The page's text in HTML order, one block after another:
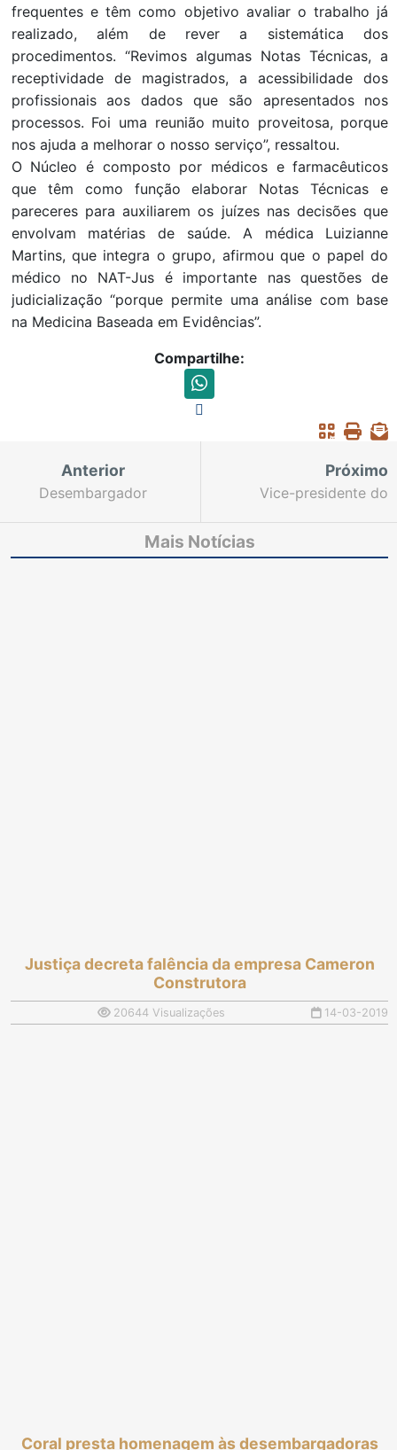
frequentes e têm como objetivo avaliar o trabalho já
realizado, além de rever a sistemática dos
procedimentos. “Revimos algumas Notas Técnicas, a
receptividade de magistrados, a acessibilidade dos
profissionais aos dados que são apresentados nos
processos. Foi uma reunião muito proveitosa, porque
nos ajuda a melhorar o nosso serviço”, ressaltou.
O Núcleo é composto por médicos e farmacêuticos
que têm como função elaborar Notas Técnicas e
pareceres para auxiliarem os juízes nas decisões que
envolvam matérias de saúde. A médica Luizianne
Martins, que integra o grupo, afirmou que o papel do
médico no NAT-Jus é importante nas questões de
judicialização “porque permite uma análise com base
na Medicina Baseada em Evidências”.
Compartilhe:
Anterior
Desembargador
homenageado no
Estado do Piauí
Próximo
Vice-presidente do
suspensão de ações
Mais Notícias
Justiça decreta falência da empresa Cameron
Construtora
20644 Visualizações 14-03-2019
Coral presta homenagem às desembargadoras